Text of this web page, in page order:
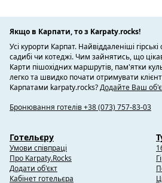
Якщо в Карпати, то з Karpaty.rocks!
Усі курорти Карпат. Найвіддаленіші
садибі чи котеджі. Чим зайнятись, що
Карти пішохідних маршрутів, пам'ятки
легко та швидко почати отримувати
Карпатами karpaty.rocks?Додайте Ваш
Бронювання готелів +38 (073) 757-83-03
Готельєру
Умови співпраці
Про Karpaty.Rocks
Додати об'єкт
Кабінет готельєра